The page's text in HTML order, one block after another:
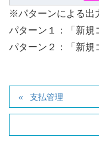
※パターンによる出
パターン１：「新規
パターン２：「新規
支払管理